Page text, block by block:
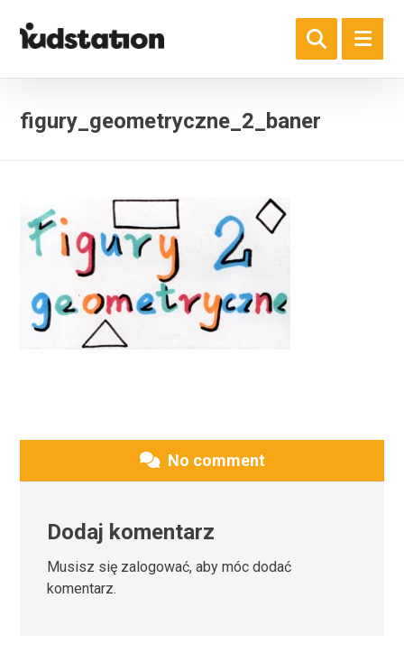
figury_geometryczne_2_baner
No comment
Dodaj komentarz
Musisz się zalogować, aby móc dodać
komentarz.